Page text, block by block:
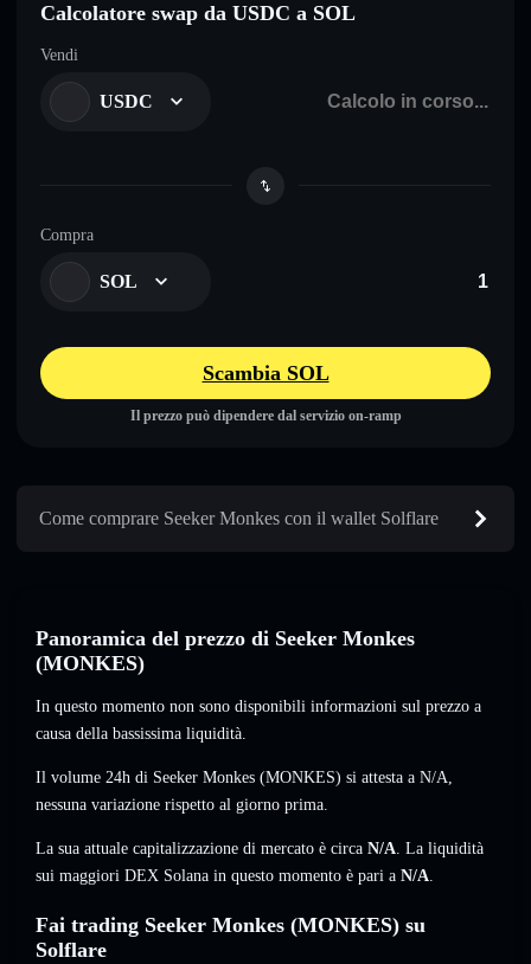
Calcolatore swap da USDC a SOL
Vendi
USDC
Compra
SOL
Scambia SOL
Il prezzo può dipendere dal servizio on-ramp
Come comprare Seeker Monkes con il wallet Solflare
Panoramica del prezzo di Seeker Monkes
(MONKES)
In questo momento non sono disponibili informazioni sul prezzo a
causa della bassissima liquidità.
Il volume 24h di Seeker Monkes (MONKES) si attesta a N/A,
nessuna variazione rispetto al giorno prima.
La sua attuale capitalizzazione di mercato è circa N/A. La liquidità
sui maggiori DEX Solana in questo momento è pari a N/A.
Fai trading Seeker Monkes (MONKES) su
Solflare